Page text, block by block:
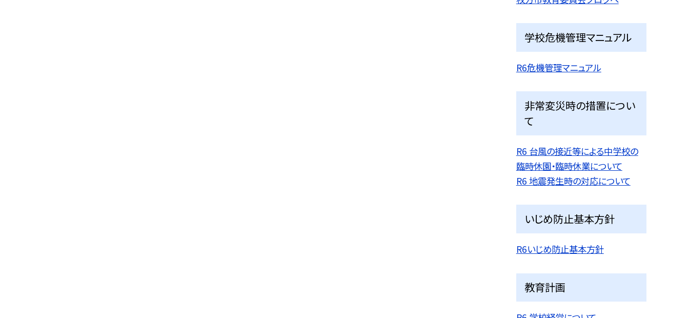
学校危機管理マニュアル
R6危機管理マニュアル
非常変災時の措置につい
て
R6 台風の接近等による中学校の
臨時休園・臨時休業について
R6 地震発生時の対応について
いじめ防止基本方針
R6いじめ防止基本方針
教育計画